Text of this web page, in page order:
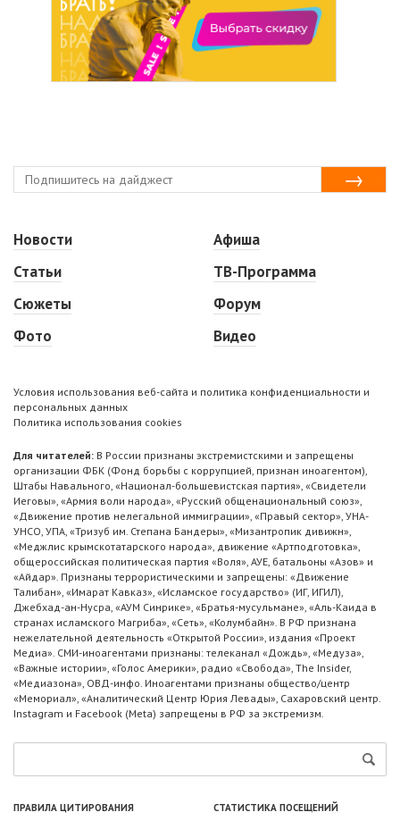
Новости
Статьи
Сюжеты
Фото
Афиша
ТВ-Программа
Форум
Видео
Условия использования веб-сайта и политика конфиденциальности и
персональных данных
Политика использования cookies
Для читателей: В России признаны экстремистскими и запрещены
организации ФБК (Фонд борьбы с коррупцией, признан иноагентом),
Штабы Навального, «Национал-большевистская партия», «Свидетели
Иеговы», «Армия воли народа», «Русский общенациональный союз»,
«Движение против нелегальной иммиграции», «Правый сектор», УНА-
УНСО, УПА, «Тризуб им. Степана Бандеры», «Мизантропик дивижн»,
«Меджлис крымскотатарского народа», движение «Артподготовка»,
общероссийская политическая партия «Воля», АУЕ, батальоны «Азов» и
«Айдар». Признаны террористическими и запрещены: «Движение
Талибан», «Имарат Кавказ», «Исламское государство» (ИГ, ИГИЛ),
Джебхад-ан-Нусра, «АУМ Синрике», «Братья-мусульмане», «Аль-Каида в
странах исламского Магриба», «Сеть», «Колумбайн». В РФ признана
нежелательной деятельность «Открытой России», издания «Проект
Медиа». СМИ-иноагентами признаны: телеканал «Дождь», «Медуза»,
«Важные истории», «Голос Америки», радио «Свобода», The Insider,
«Медиазона», ОВД-инфо. Иноагентами признаны общество/центр
«Мемориал», «Аналитический Центр Юрия Левады», Сахаровский центр.
Instagram и Facebook (Metа) запрещены в РФ за экстремизм.
ПРАВИЛА ЦИТИРОВАНИЯ СТАТИСТИКА ПОСЕЩЕНИЙ